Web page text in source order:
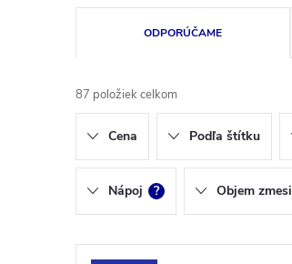
e
i
p
r
ODPORÚČAME
87 položiek celkom
Cena Podľa štítku
Nápoj ? Objem zmesi